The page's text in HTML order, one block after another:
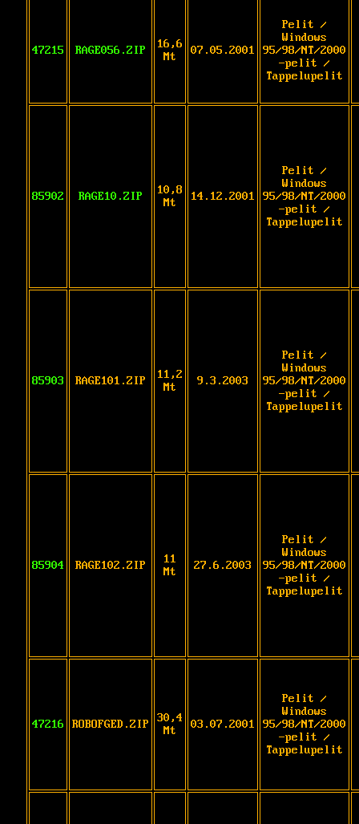
47215 RAGE056.ZIP
16,6
Mt
07.05.2001
Pelit /
Windows
95/98/NT/2000
-pelit /
Tappelupelit
85902 RAGE10.ZIP
10,8
Mt
14.12.2001
Pelit /
Windows
95/98/NT/2000
-pelit /
Tappelupelit
85903 RAGE101.ZIP
11,2
Mt
9.3.2003
Pelit /
Windows
95/98/NT/2000
-pelit /
Tappelupelit
85904 RAGE102.ZIP
11
Mt
27.6.2003
Pelit /
Windows
95/98/NT/2000
-pelit /
Tappelupelit
47216 ROBOFGED.ZIP
30,4
Mt
03.07.2001
Pelit /
Windows
95/98/NT/2000
-pelit /
Tappelupelit